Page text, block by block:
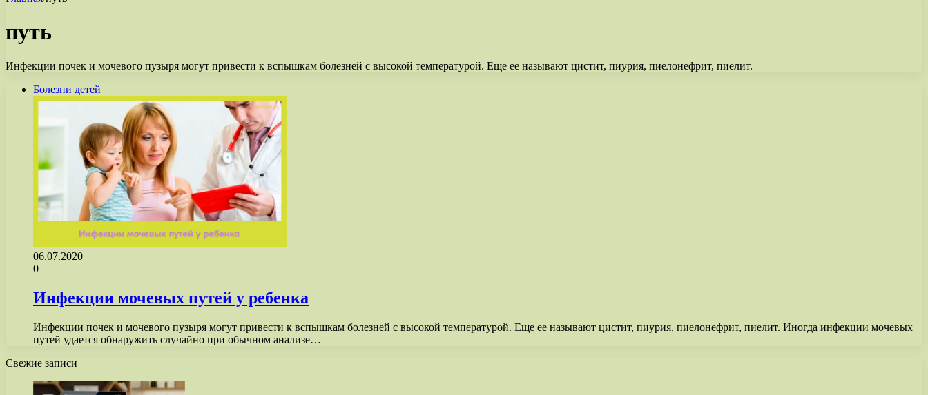
путь
Инфекции почек и мочевого пузыря могут привести к вспышкам болезней с высокой температурой. Еще ее называют цистит, пиурия, пиелонефрит, пиелит.
Болезни детей
06.07.2020
0
Инфекции мочевых путей у ребенка
Инфекции почек и мочевого пузыря могут привести к вспышкам болезней с высокой температурой. Еще ее называют цистит, пиурия, пиелонефрит, пиелит. Иногда инфекции мочевых
путей удается обнаружить случайно при обычном анализе…
Свежие записи